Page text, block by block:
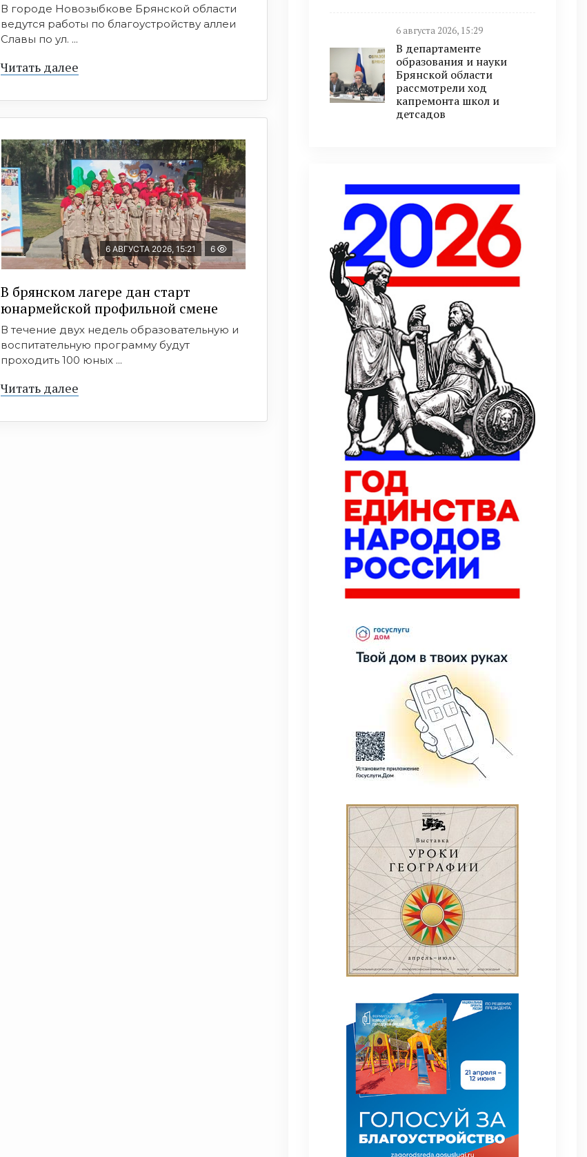
В городе Новозыбкове Брянской области
ведутся работы по благоустройству аллеи
Славы по ул. ...
Читать далее
6 АВГУСТА 2026, 15:21 6
В брянском лагере дан старт
юнармейской профильной смене
В течение двух недель образовательную и
воспитательную программу будут
проходить 100 юных ...
Читать далее
6 августа 2026, 15:29
В департаменте
образования и науки
Брянской области
рассмотрели ход
капремонта школ и
детсадов